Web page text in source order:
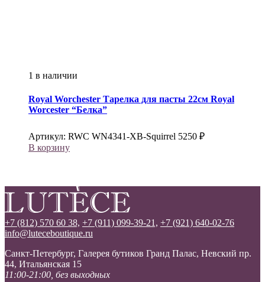
1 в наличии
Royal Worchester Тарелка для пасты 22см Royal
Worcester “Белка”
Артикул: RWC WN4341-XB-Squirrel 5250 ₽
В корзину
+7 (812) 570 60 38, +7 (911) 099-39-21, +7 (921) 640-02-76
info@luteceboutique.ru
Санкт-Петербург, Галерея бутиков Гранд Палас, Невский пр.
44, Итальянская 15
11:00-21:00, без выходных